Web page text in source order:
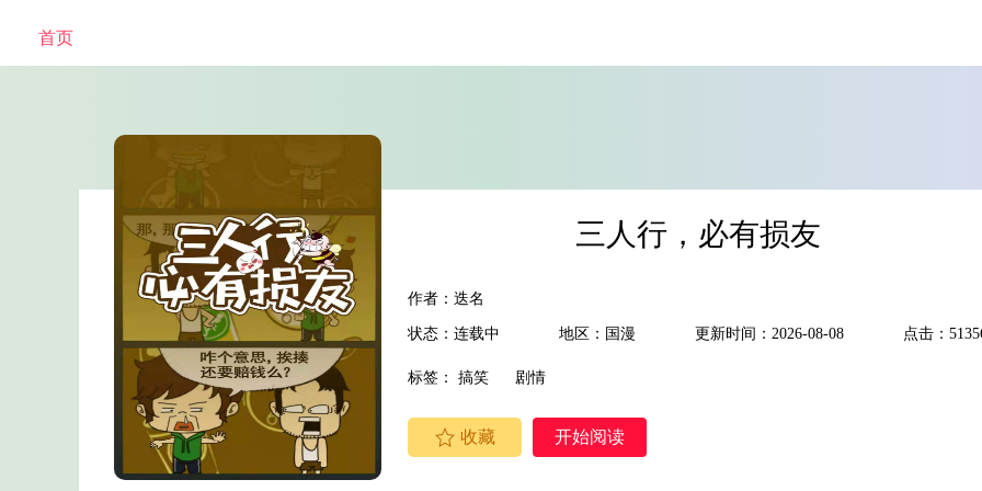
首页
三人行，必有损友
作者：迭名
状态：连载中 地区：国漫 更新时间：2026-08-08 点击：
标签： 搞笑 剧情
收藏 开始阅读